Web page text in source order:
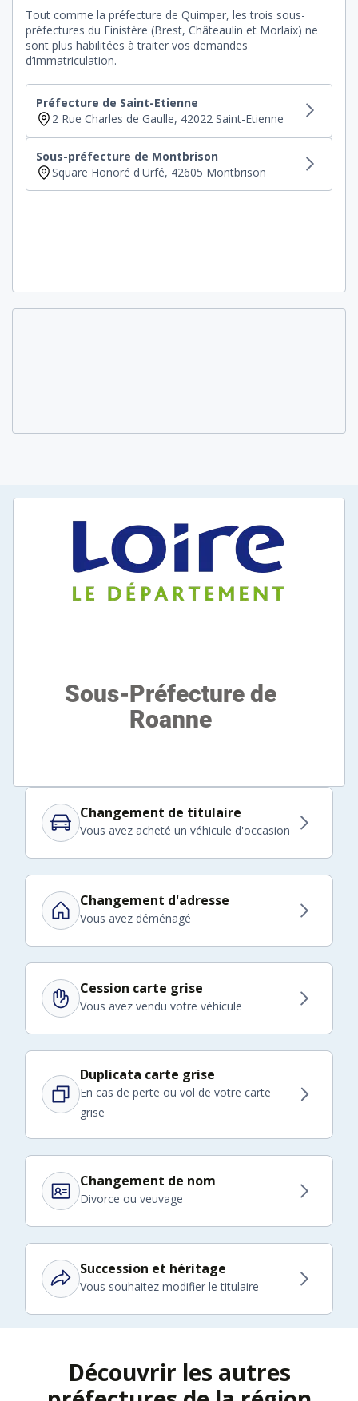
Tout comme la préfecture de Quimper, les trois sous-
préfectures du Finistère (Brest, Châteaulin et Morlaix) ne
sont plus habilitées à traiter vos demandes
d’immatriculation.
Préfecture de Saint-Etienne
2 Rue Charles de Gaulle, 42022 Saint-Etienne
Sous-préfecture de Montbrison
Square Honoré d'Urfé, 42605 Montbrison
Changement de titulaire
Vous avez acheté un véhicule d'occasion
Changement d'adresse
Vous avez déménagé
Cession carte grise
Vous avez vendu votre véhicule
Duplicata carte grise
En cas de perte ou vol de votre carte
grise
Changement de nom
Divorce ou veuvage
Succession et héritage
Vous souhaitez modifier le titulaire
Découvrir les autres